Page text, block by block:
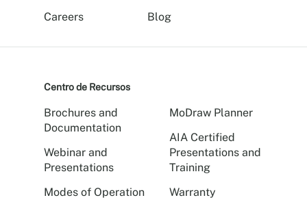
Careers
Blog
Centro de Recursos
Brochures and
Documentation
Webinar and
Presentations
Modes of Operation
MoDraw Planner
AIA Certified
Presentations and
Training
Warranty